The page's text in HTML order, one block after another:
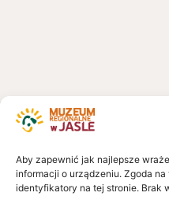
Aby zapewnić jak najlepsze
informacji o urządzeniu. Zgoda
identyfikatory na tej stronie. Brak